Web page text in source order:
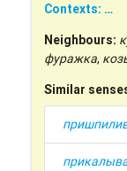
Contexts: …
Neighbours:
фуражка,
Similar